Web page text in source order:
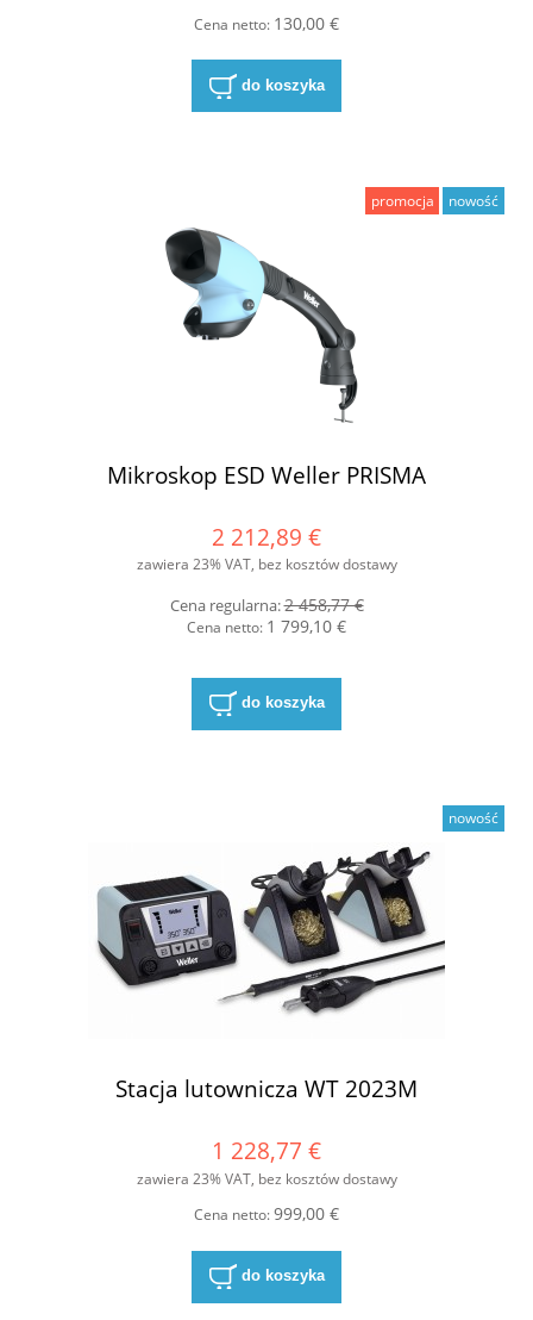
Cena netto: 130,00 €
do koszyka
Mikroskop ESD Weller PRISMA
2 212,89 €
zawiera 23% VAT, bez kosztów dostawy
Cena regularna:2 458,77 €
Cena netto: 1 799,10 €
do koszyka
promocja nowość
Stacja lutownicza WT 2023M
1 228,77 €
zawiera 23% VAT, bez kosztów dostawy
Cena netto:999,00 €
do koszyka
nowość